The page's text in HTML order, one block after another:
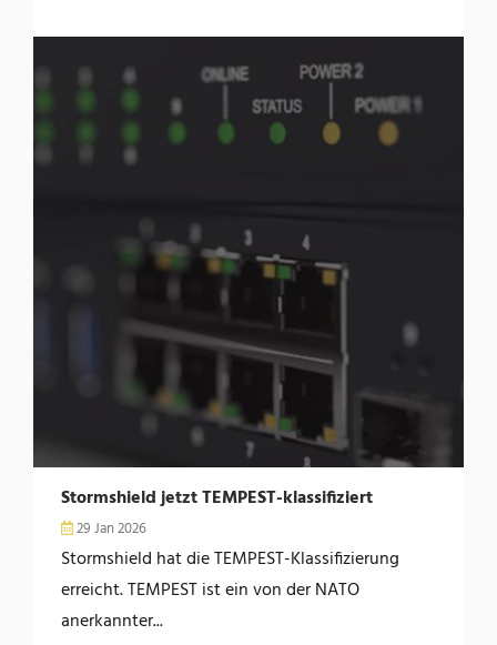
Stormshield jetzt TEMPEST-klassifiziert
29 Jan 2026
Stormshield hat die TEMPEST-Klassifizierung
erreicht. TEMPEST ist ein von der NATO
anerkannter...